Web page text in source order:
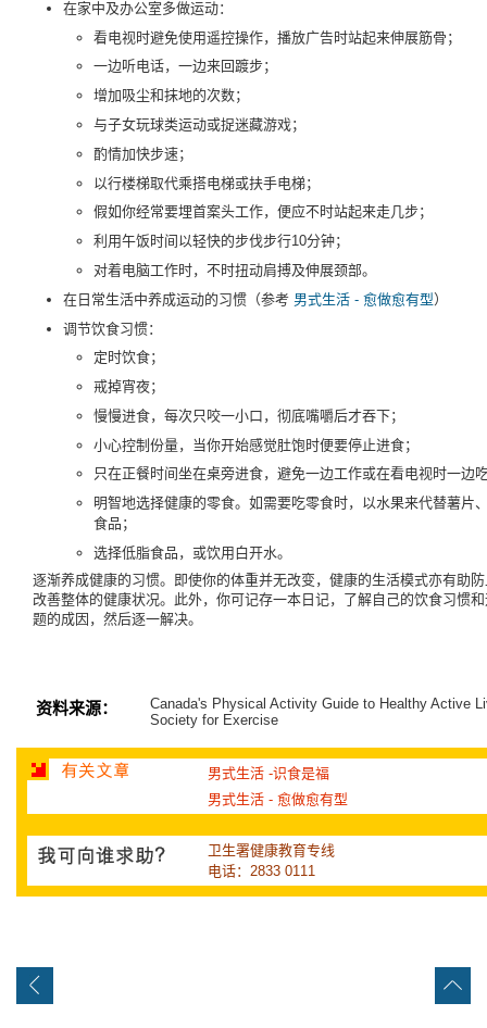
在家中及办公室多做运动：
看电视时避免使用遥控操作，播放广告时站起来伸展筋骨；
一边听电话，一边来回踱步；
增加吸尘和抹地的次数；
与子女玩球类运动或捉迷藏游戏；
酌情加快步速；
以行楼梯取代乘搭电梯或扶手电梯；
假如你经常要埋首案头工作，便应不时站起来走几步；
利用午饭时间以轻快的步伐步行10分钟；
对着电脑工作时，不时扭动肩搏及伸展颈部。
在日常生活中养成运动的习惯（参考 男式生活 - 愈做愈有型）
调节饮食习惯：
定时饮食；
戒掉宵夜；
慢慢进食，每次只咬一小口，彻底嘴嚼后才吞下；
小心控制份量，当你开始感觉肚饱时便要停止进食；
只在正餐时间坐在桌旁进食，避免一边工作或在看电视时一边
明智地选择健康的零食。如需要吃零食时，以水果来代替薯片
食品；
选择低脂食品，或饮用白开水。
逐渐养成健康的习惯。即使你的体重并无改变，健康的生活模式亦有助
改善整体的健康状况。此外，你可记存一本日记，了解自己的饮食习惯
题的成因，然后逐一解决。
资料来源：
Canada's Physical Activity Guide to Healthy Active
Society for Exercise
男式生活 -识食是福
男式生活 - 愈做愈有型
卫生署健康教育专线
电话：2833 0111